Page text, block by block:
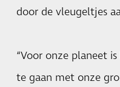
door de vleugeltjes
“Voor onze planeet
te gaan met onze